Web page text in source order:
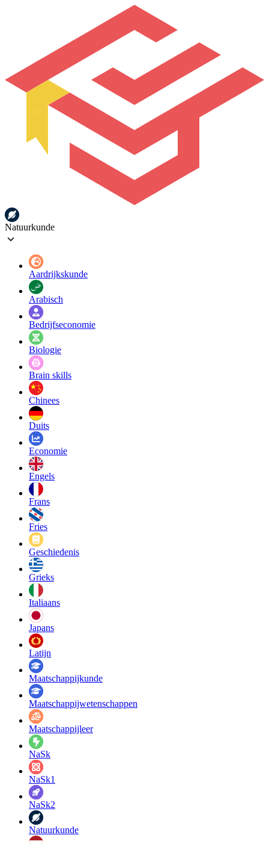
Natuurkunde
Aardrijkskunde
Arabisch
Bedrijfseconomie
Biologie
Brain skills
Chinees
Duits
Economie
Engels
Frans
Fries
Geschiedenis
Grieks
Italiaans
Japans
Latijn
Maatschappij­kunde
Maatschappij­wetenschappen
Maatschappijleer
NaSk
NaSk1
NaSk2
Natuurkunde